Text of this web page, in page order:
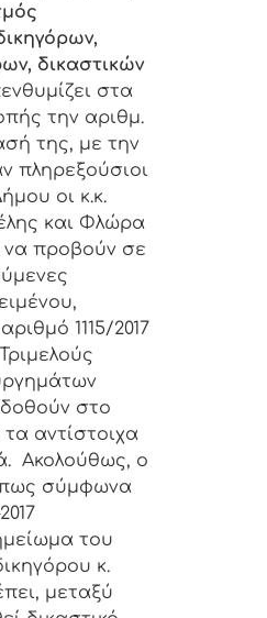
δικαστικών
στα
την αριθμ.
της, με την
πληρεξούσιοι
οι κ.κ.
και Φλώρα
προβούν σε
1115/2017
στο
αντίστοιχα
Ακολούθως, ο
πως σύμφωνα
του
κ.
μεταξύ